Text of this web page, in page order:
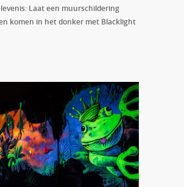
Laat een muurschildering
komen in het donker met Blacklight